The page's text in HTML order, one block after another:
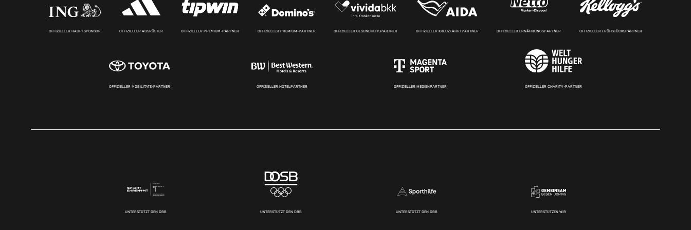
OFFIZIELLER HAUPTSPONSOR OFFIZIELLER AUSRÜSTER OFFIZIELLER PREMIUM-PARTNER OFFIZIELLER PREMIUM-PARTNER OFFIZIELLER GESUNDHEITSPARTNER OFFIZIELLER KREUZFAHRTPARTNER OFFIZIELLER ERNÄHRUNGSPARTNER OFFIZIELLER FRÜHSTÜCKSPARTNER
OFFIZIELLER MOBILITÄTS-PARTNER OFFIZIELLER HOTELPARTNER OFFIZIELLER MEDIENPARTNER OFFIZIELLER CHARITY-PARTNER
UNTERSTÜTZT DEN DBB UNTERSTÜTZT DEN DBB UNTERSTÜTZT DEN DBB UNTERSTÜTZEN WIR